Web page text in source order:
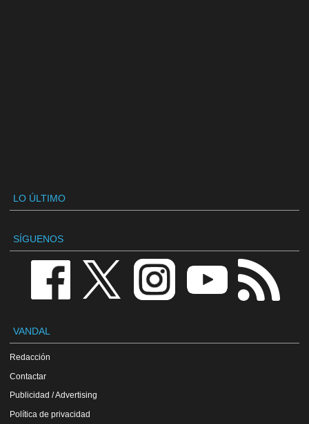
LO ÚLTIMO
SÍGUENOS
VANDAL
Redacción
Contactar
Publicidad / Advertising
Política de privacidad